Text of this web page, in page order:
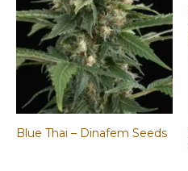
Blue Thai – Dinafem Seeds